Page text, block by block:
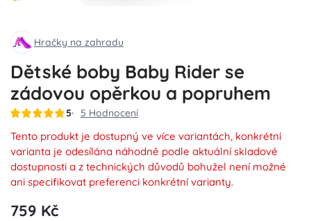
Hračky na zahradu
Dětské boby Baby Rider se
zádovou opěrkou a popruhem
5 5 Hodnocení
Tento produkt je dostupný ve více variantách, konkrétní
varianta je odesílána náhodně podle aktuální skladové
dostupnosti a z technických důvodů bohužel není možné
ani specifikovat preferenci konkrétní varianty.
759 Kč